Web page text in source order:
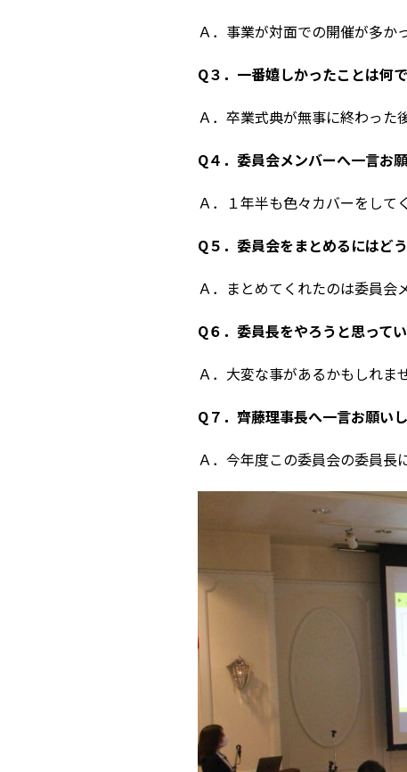
Ａ．事業が対面での開催が多か
Q３．一番嬉しかったことは何
Ａ．卒業式典が無事に終わった
Q４．委員会メンバーへ一言お願
Ａ．１年半も色々カバーをして
Q５．委員会をまとめるにはど
Ａ．まとめてくれたのは委員会
Q６．委員長をやろうと思って
Ａ．大変な事があるかもしれま
Q７．齊藤理事長へ一言お願いし
Ａ．今年度この委員会の委員長